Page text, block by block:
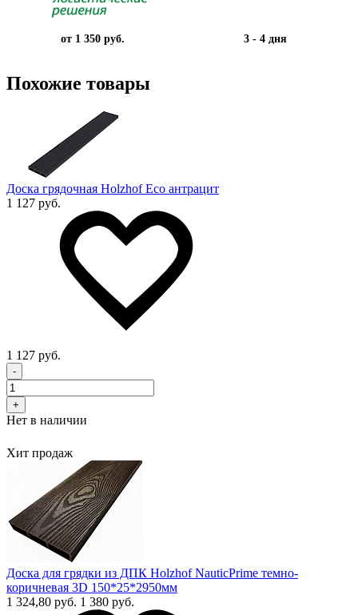
от 1 350 руб. 3 - 4 дня
Похожие товары
Доска грядочная Holzhof Eco антрацит
1 127 руб.
1 127 руб.
-
+
Нет в наличии
Хит продаж
Доска для грядки из ДПК Holzhof NauticPrime темно-
коричневая 3D 150*25*2950мм
1 324,80 руб. 1 380 руб.